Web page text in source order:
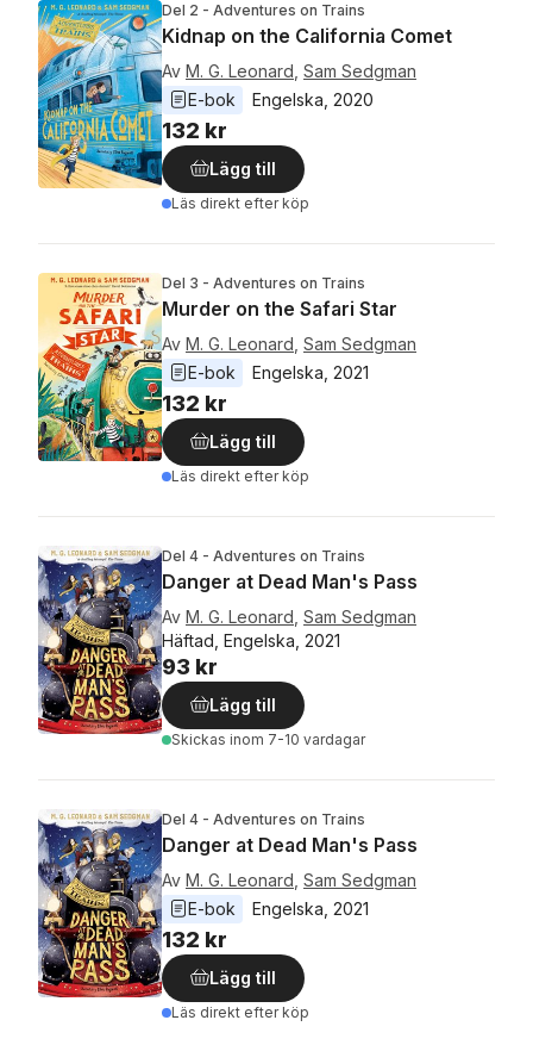
Del 2 - Adventures on Trains
Kidnap on the California Comet
Av M. G. Leonard Sam Sedgman
E-bok
Engelska 2020
132 kr
Lägg till
Läs direkt efter köp
Del 3 - Adventures on Trains
Murder on the Safari Star
Av M. G. Leonard Sam Sedgman
E-bok
Engelska 2021
132 kr
Lägg till
Läs direkt efter köp
Del 4 - Adventures on Trains
Danger at Dead Man's Pass
Av M. G. Leonard Sam Sedgman
Häftad, Engelska, 2021
93 kr
Lägg till
Skickas inom 7-10 vardagar
Del 4 - Adventures on Trains
Danger at Dead Man's Pass
Av M. G. Leonard Sam Sedgman
E-bok
Engelska 2021
132 kr
Lägg till
Läs direkt efter köp